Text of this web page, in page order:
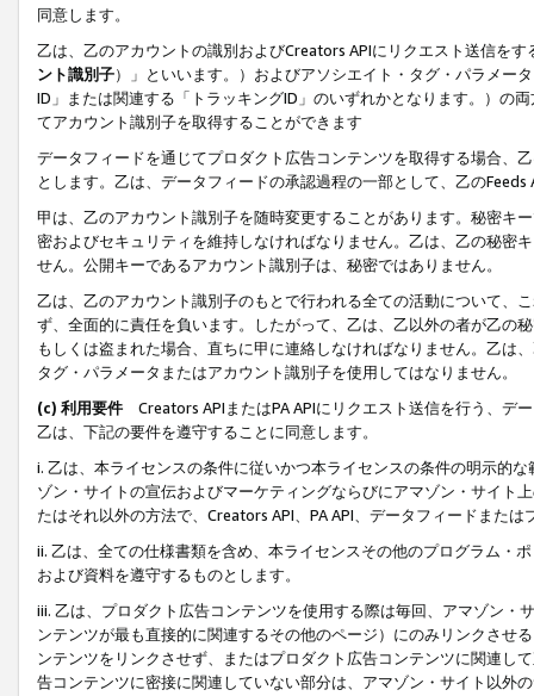
同意します。
乙は、乙のアカウントの識別およびCreators APIにリクエスト送信を
ント識別子）」といいます。）およびアソシエイト・タグ・パラメー
ID」または関連する「トラッキングID」のいずれかとなります。）の
てアカウント識別子を取得することができます
データフィードを通じてプロダクト広告コンテンツを取得する場合、
とします。乙は、データフィードの承認過程の一部として、乙の
甲は、乙のアカウント識別子を随時変更することがあります。秘密キ
密およびセキュリティを維持しなければなりません。乙は、乙の秘密
せん。公開キーであるアカウント識別子は、秘密ではありません。
乙は、乙のアカウント識別子のもとで行われる全ての活動について、
ず、全面的に責任を負います。したがって、乙は、乙以外の者が乙の
もしくは盗まれた場合、直ちに甲に連絡しなければなりません。乙は
タグ・パラメータまたはアカウント識別子を使用してはなりません。
(c) 利用要件 Creators APIまたはPA APIにリクエスト送信を行う、デ
乙は、下記の要件を遵守することに同意します。
i. 乙は、本ライセンスの条件に従いかつ本ライセンスの条件の明示的
ゾン・サイトの宣伝およびマーケティングならびにアマゾン・サイト
たはそれ以外の方法で、Creators API、PA API、データフィードまた
ii. 乙は、全ての仕様書類を含め、本ライセンスその他のプログラム・
および資料を遵守するものとします。
iii. 乙は、プロダクト広告コンテンツを使用する際は毎回、アマゾン
ンテンツが最も直接的に関連するその他のページ）にのみリンクさせ
ンテンツをリンクさせず、またはプロダクト広告コンテンツに関連し
告コンテンツに密接に関連していない部分は、アマゾン・サイト以外